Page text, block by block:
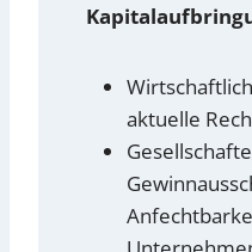
aktuelle